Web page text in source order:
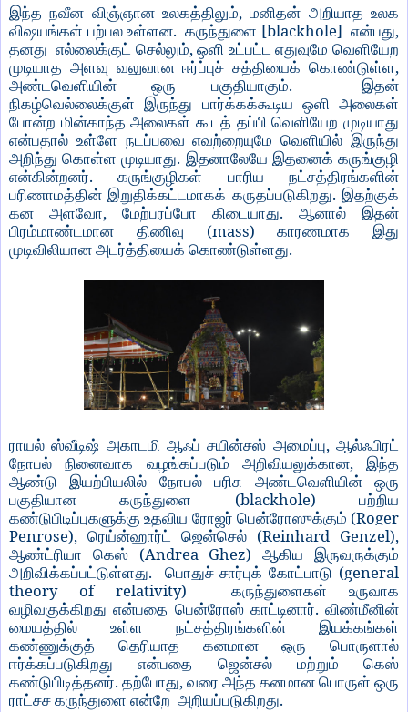
இந்த நவீன விஞ்ஞான உலகத்திலும்,மனிதன் அறியாத உலக
விஷயங்கள் பற்பல உள்ளன. கருந்துளை [blackhole] என்பது,
தனது எல்லைக்குட் செல்லும்,ஒளி உட்பட்ட எதுவுமே வெளியேற
முடியாத அளவு வலுவான ஈர்ப்புச் சத்தியைக் கொண்டுள்ள,
அண்டவெளியின் ஒரு பகுதியாகும்.
இதன்
நிகழ்வெல்லைக்குள்
இருந்து பார்க்கக்கூடிய ஒளி
அலைகள்
போன்ற மின்காந்த அலைகள் கூடத் தப்பி வெளியேற முடியாது
என்பதால் உள்ளே நடப்பவை எவற்றையுமே வெளியில் இருந்து
அறிந்து கொள்ள முடியாது. இதனாலேயே இதனைக் கருங்குழி
என்கின்றனர்.கருங்குழிகள் பாரிய
நட்சத்திரங்களின்
பரிணாமத்தின் இறுதிக்கட்டமாகக் கருதப்படுகிறது.இதற்குக்
கன
அளவோ, மேற்பரப்போ கிடையாது. ஆனால்
இதன்
பிரம்மாண்டமான
திணிவு (mass)காரணமாக
இது
முடிவிலியான அடர்த்தியைக் கொண்டுள்ளது.
ராயல் ஸ்வீடிஷ் அகாடமி ஆஃப் சயின்சஸ் அமைப்பு,ஆல்ஃபிரட்
நோபல்
நினைவாக வழங்கப்படும் அறிவியலுக்கான,
இந்த
ஆண்டு
இயற்பியலில் நோபல் பரிசு அண்டவெளியின்
ஒரு
பகுதியான
கருந்துளை (blackhole)பற்றிய
கண்டுபிடிப்புகளுக்கு உதவிய ரோஜர் பென்ரோஸுக்கும் (Roger
Penrose), ரெய்ன்ஹார்ட் ஜென்செல் (Reinhard Genzel),
ஆண்ட்ரியா கெஸ்(Andrea Ghez)ஆகிய
இருவருக்கும்
அறிவிக்கப்பட்டுள்ளது. பொதுச் சார்புக் கோட்பாடு (general
theory of relativity)
கருந்துளைகள்
உருவாக
வழிவகுக்கிறது என்பதை பென்ரோஸ் காட்டினார். விண்மீனின்
மையத்தில்
உள்ள நட்சத்திரங்களின்
இயக்கங்கள்
கண்ணுக்குத்
தெரியாத கனமான ஒரு
பொருளால்
ஈர்க்கப்படுகிறது
என்பதை ஜென்சல் மற்றும்
கெஸ்
கண்டுபிடித்தனர். தற்போது, வரை அந்த கனமான பொருள் ஒரு
ராட்சச கருந்துளை என்றே அறியப்படுகிறது.